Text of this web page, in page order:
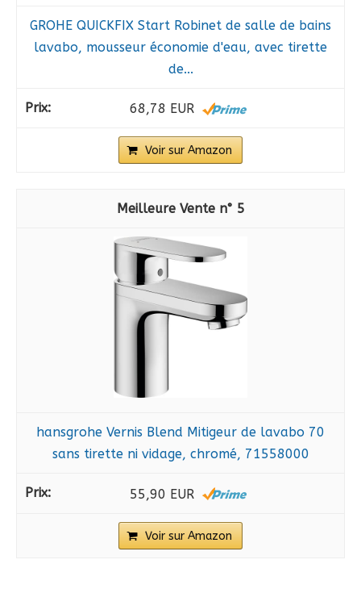
GROHE QUICKFIX Start Robinet de salle de bains
lavabo, mousseur économie d'eau, avec tirette
de...
68,78 EUR
Voir sur Amazon
5
hansgrohe Vernis Blend Mitigeur de lavabo 70
sans tirette ni vidage, chromé, 71558000
55,90 EUR
Voir sur Amazon